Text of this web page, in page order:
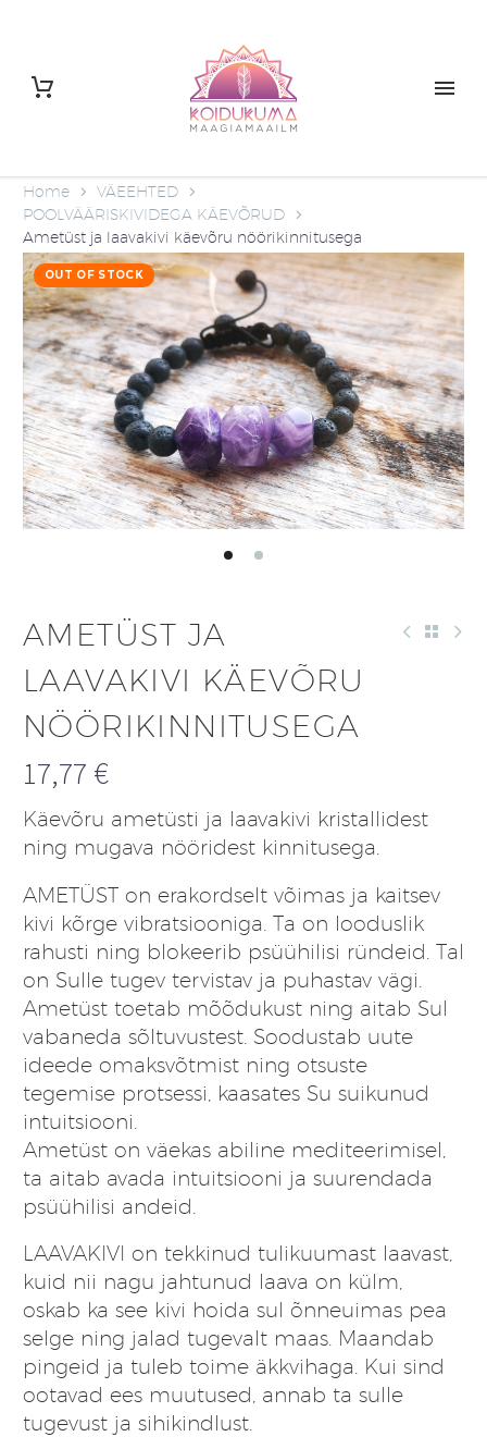
Home
VÄEEHTED
POOLVÄÄRISKIVIDEGA KÄEVÕRUD
Ametüst ja laavakivi käevõru nöörikinnitusega
OUT OF STOCK
AMETÜST JA
LAAVAKIVI KÄEVÕRU
NÖÖRIKINNITUSEGA
17,77 €
Käevõru ametüsti ja laavakivi kristallidest
ning mugava nööridest kinnitusega.
AMETÜST on erakordselt võimas ja kaitsev
kivi kõrge vibratsiooniga. Ta on looduslik
rahusti ning blokeerib psüühilisi ründeid. Tal
on Sulle tugev tervistav ja puhastav vägi.
Ametüst toetab mõõdukust ning aitab Sul
vabaneda sõltuvustest. Soodustab uute
ideede omaksvõtmist ning otsuste
tegemise protsessi, kaasates Su suikunud
intuitsiooni.
Ametüst on väekas abiline mediteerimisel,
ta aitab avada intuitsiooni ja suurendada
psüühilisi andeid.
LAAVAKIVI on tekkinud tulikuumast laavast,
kuid nii nagu jahtunud laava on külm,
oskab ka see kivi hoida sul õnneuimas pea
selge ning jalad tugevalt maas. Maandab
pingeid ja tuleb toime äkkvihaga. Kui sind
ootavad ees muutused, annab ta sulle
tugevust ja sihikindlust.